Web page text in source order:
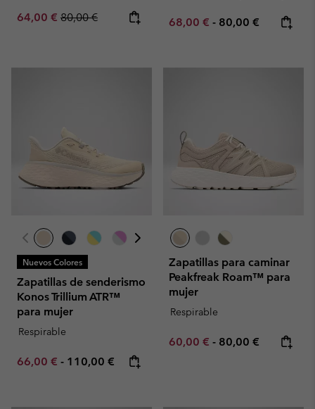
Sale price:
64,00 € Regular price:
80,00 € Minimum sale price:
68,00 € - Maximum price:
80,00 €
Nuevos Colores
Zapatillas de senderismo
Konos Trillium ATR™
para mujer
Respirable
Minimum sale price:
66,00 € - Maximum price:
110,00 €
Zapatillas para caminar
Peakfreak Roam™ para
mujer
Respirable
Minimum sale price:
60,00 € - Maximum price:
80,00 €